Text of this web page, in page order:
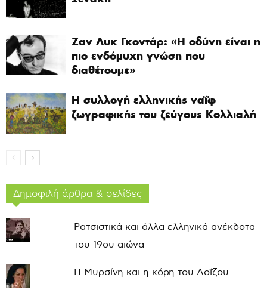
Ζαν Λυκ Γκοντάρ: «Η οδύνη είναι η
πιο ενδόμυχη γνώση που
διαθέτουμε»
Η συλλογή ελληνικής ναΐφ
ζωγραφικής του ζεύγους Κολλιαλή
Δημοφιλή άρθρα & σελίδες
Ρατσιστικά και άλλα ελληνικά ανέκδοτα
του 19ου αιώνα
Η Μυρσίνη και η κόρη του Λοΐζου